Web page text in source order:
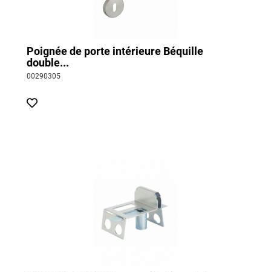
Poignée de porte intérieure Béquille
double...
00290305